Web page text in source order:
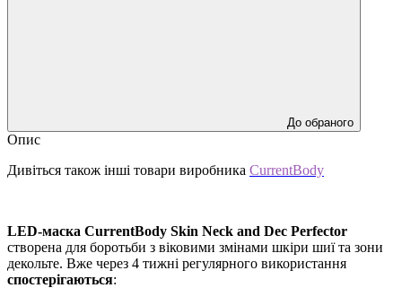
До обраного
Опис
Дивіться також інші товари виробника CurrentBody
LED-маска CurrentBody Skin Neck and Dec Perfector
створена для боротьби з віковими змінами шкіри шиї та зони
декольте. Вже через 4 тижні регулярного використання
спостерігаються: